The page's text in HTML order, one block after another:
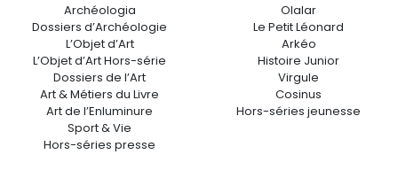
Archéologia
Dossiers d’Archéologie
L’Objet d’Art
L’Objet d’Art Hors-série
Dossiers de l’Art
Art & Métiers du Livre
Art de l’Enluminure
Sport & Vie
Hors-séries presse
Olalar
Le Petit Léonard
Arkéo
Histoire Junior
Virgule
Cosinus
Hors-séries jeunesse